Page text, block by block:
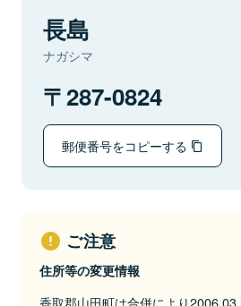
長島
ナガシマ
287-0824
郵便番号をコピーする
ご注意
住所等の変更情報
香取郡山田町は合併により